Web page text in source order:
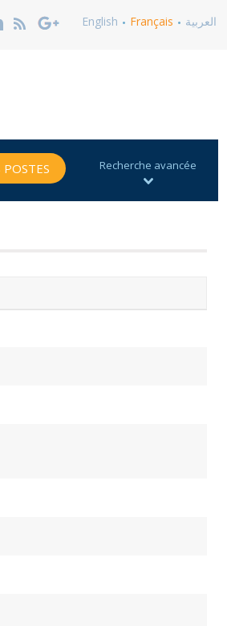
English Français العربية
POSTES